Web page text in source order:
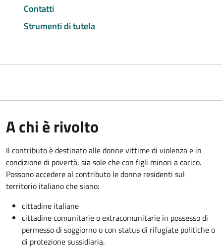
Contatti
Strumenti di tutela
A chi è rivolto
Il contributo è destinato alle donne vittime di violenza e in
condizione di povertà, sia sole che con figli minori a carico.
Possono accedere al contributo le donne residenti sul
territorio italiano che siano:
cittadine italiane
cittadine comunitarie o extracomunitarie in possesso di
permesso di soggiorno o con status di rifugiate politiche o
di protezione sussidiaria.